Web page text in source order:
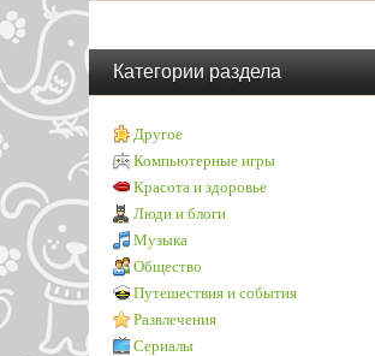
Категории раздела
Другое
Компьютерные игры
Красота и здоровье
Люди и блоги
Музыка
Общество
Путешествия и события
Развлечения
Сериалы